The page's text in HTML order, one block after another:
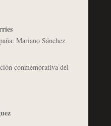
Mariano Sánchez
conmemorativa del